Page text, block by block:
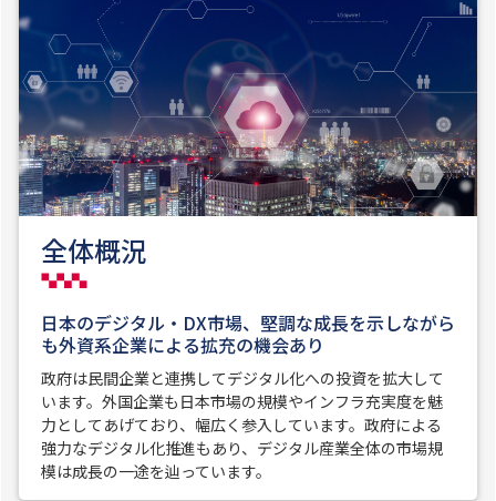
全体概況
日本のデジタル・DX市場、堅調な成長を示しながら
も外資系企業による拡充の機会あり
政府は民間企業と連携してデジタル化への投資を拡大して
います。外国企業も日本市場の規模やインフラ充実度を魅
力としてあげており、幅広く参入しています。政府による
強力なデジタル化推進もあり、デジタル産業全体の市場規
模は成長の一途を辿っています。